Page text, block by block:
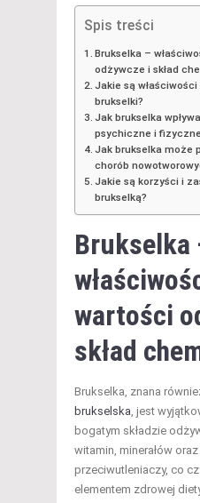
Spis treści
Brukselka –
odżywcze i skład
Jakie są
brukselki?
Jak brukselka
psychiczne i
Jak brukselka może
chorób
Jakie są korzyści i
brukselką?
Brukselka
wartości
skład
Brukselka, znana
brukselska, jest
bogatym składzie
witamin, minerałów
przeciwutleniaczy, co
elementem zdrowej